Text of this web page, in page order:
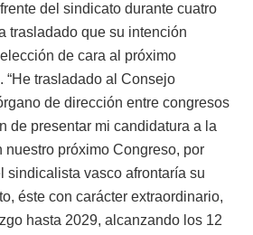
del sindicato durante cuatro
trasladado que su intención
de cara al próximo
“He trasladado al Consejo
de dirección entre congresos
de presentar mi candidatura a la
nuestro próximo Congreso, por
sindicalista vasco afrontaría su
éste con carácter extraordinario,
hasta 2029, alcanzando los 12